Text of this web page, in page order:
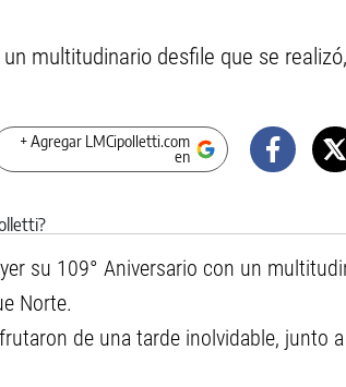
multitudinario desfile que se
+ Agregar LMCipolletti.com
en
su 109° Aniversario con un
Norte.
de una tarde inolvidable, junto